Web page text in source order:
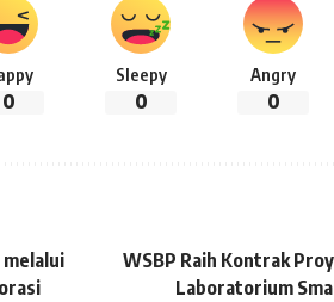
0
Sleepy
0
Angry
0
WSBP Raih Kontrak
Laboratorium